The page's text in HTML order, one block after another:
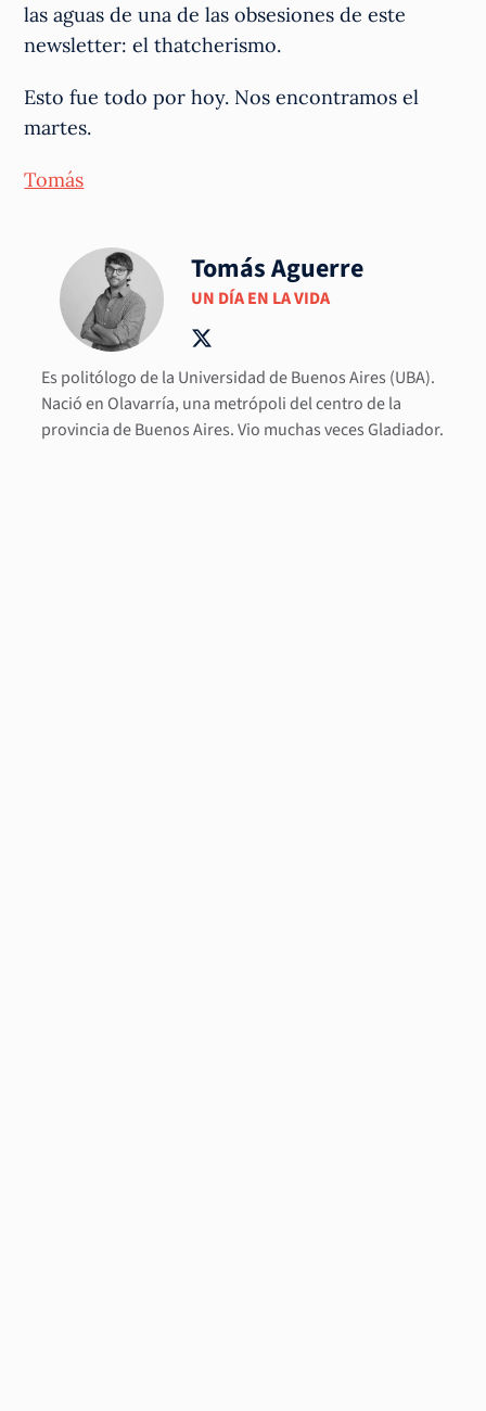
las aguas de una de las obsesiones de este
newsletter: el thatcherismo.
Esto fue todo por hoy. Nos encontramos el
martes.
Tomás
Tomás Aguerre
UN DÍA EN LA VIDA
Es politólogo de la Universidad de Buenos Aires (UBA).
Nació en Olavarría, una metrópoli del centro de la
provincia de Buenos Aires. Vio muchas veces Gladiador.